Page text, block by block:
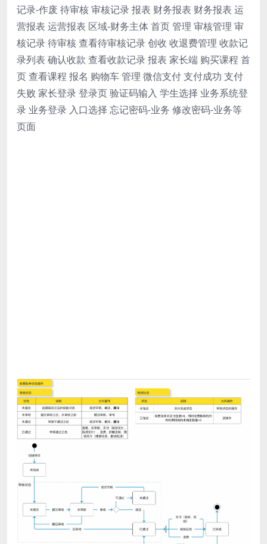
记录-作废 待审核 审核记录 报表 财务报表 财务报表 运
营报表 运营报表 区域-财务主体 首页 管理 审核管理 审
核记录 待审核 查看待审核记录 创收 收退费管理 收款记
录列表 确认收款 查看收款记录 报表 家长端 购买课程 首
页 查看课程 报名 购物车 管理 微信支付 支付成功 支付
失败 家长登录 登录页 验证码输入 学生选择 业务系统登
录 业务登录 入口选择 忘记密码-业务 修改密码-业务等
页面